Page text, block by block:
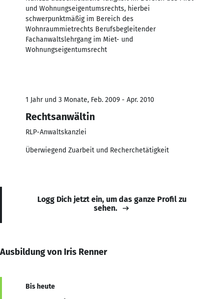
und Wohnungseigentumsrechts, hierbei
schwerpunktmäßig im Bereich des
Wohnraummietrechts Berufsbegleitender
Fachanwaltslehrgang im Miet- und
Wohnungseigentumsrecht
1 Jahr und 3 Monate, Feb. 2009 - Apr. 2010
Rechtsanwältin
RLP-Anwaltskanzlei
Überwiegend Zuarbeit und Recherchetätigkeit
Logg Dich jetzt ein, um das ganze Profil zu
sehen.
Ausbildung von Iris Renner
Bis heute